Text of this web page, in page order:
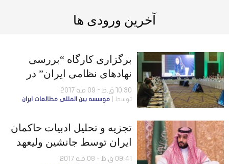
آخرین ورودی ها
برگزاری کارگاه “بررسی
نهادهای نظامی ایران” در
ریاض
10:30 ق.ظ - 09 مه 2017
توسط موسسه بين المللى مطالعات ايران
تجزیه و تحلیل ادبیات حاکمان
ایران توسط جانشین ولیعهد
09:41 ق.ظ - 08 مه 2017